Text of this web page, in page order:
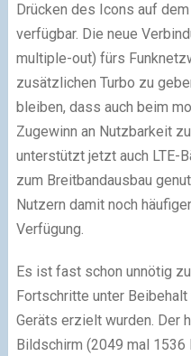
Drücken des Icons auf
verfügbar. Die neue
multiple-out) fürs
zusätzlichen Turbo zu
bleiben, dass auch beim
Zugewinn an Nutzbarkeit
unterstützt jetzt auch LTE-
zum Breitbandausbau
Nutzern damit noch
Verfügung.
Es ist fast schon unnötig
Fortschritte unter
Geräts erzielt wurden. Der
Bildschirm (2049 mal